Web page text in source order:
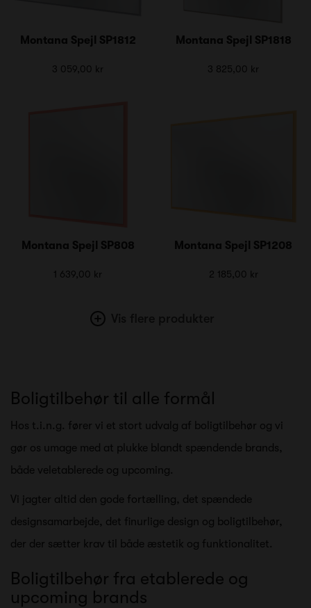
Montana Spejl SP1812
3 059,00 kr
Montana Spejl SP1818
3 825,00 kr
Montana Spejl SP808
1 639,00 kr
Montana Spejl SP1208
2 185,00 kr
Boligtilbehør til alle formål
Hos t.i.n.g. fører vi et stort udvalg af boligtilbehør og vi
gør os umage med at plukke blandt spændende brands,
både veletablerede og upcoming.
Vi jagter altid den gode fortælling, det spændede
designsamarbejde, det finurlige design og boligtilbehør,
der der sætter krav til både æstetik og funktionalitet.
Boligtilbehør fra etablerede og
upcoming brands